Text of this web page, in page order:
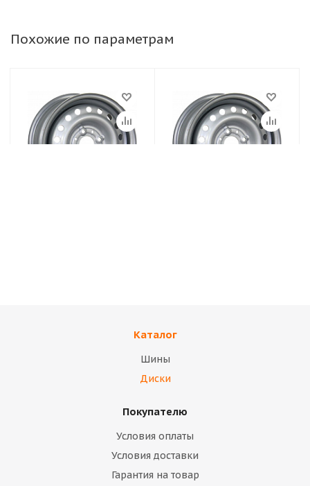
Похожие по параметрам
Каталог
Шины
Диски
Покупателю
Условия оплаты
Условия доставки
Гарантия на товар